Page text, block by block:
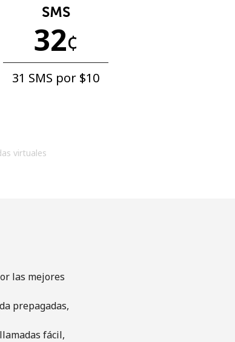
SMS
32¢
31 SMS por ⁦$10⁩
virtuales
las mejores
prepagadas,
fácil,